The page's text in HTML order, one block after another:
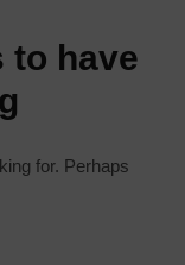
for. Perhaps